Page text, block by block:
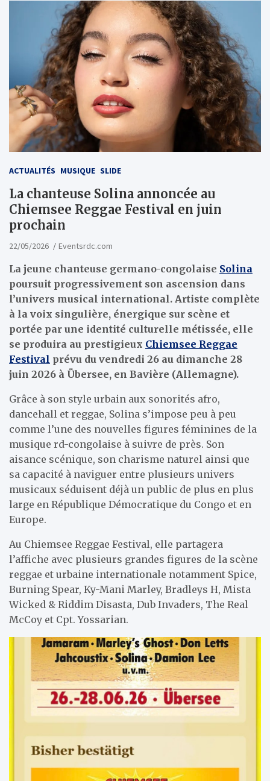
ACTUALITÉS MUSIQUE SLIDE
La chanteuse Solina annoncée au
Chiemsee Reggae Festival en juin
prochain
22/05/2026 Eventsrdc.com
La jeune chanteuse germano-congolaise Solina
poursuit progressivement son ascension dans
l’univers musical international. Artiste complète
à la voix singulière, énergique sur scène et
portée par une identité culturelle métissée, elle
se produira au prestigieux Chiemsee Reggae
Festival prévu du vendredi 26 au dimanche 28
juin 2026 à Übersee, en Bavière (Allemagne).
Grâce à son style urbain aux sonorités afro,
dancehall et reggae, Solina s’impose peu à peu
comme l’une des nouvelles figures féminines de la
musique rd-congolaise à suivre de près. Son
aisance scénique, son charisme naturel ainsi que
sa capacité à naviguer entre plusieurs univers
musicaux séduisent déjà un public de plus en plus
large en République Démocratique du Congo et en
Europe.
Au Chiemsee Reggae Festival, elle partagera
l’affiche avec plusieurs grandes figures de la scène
reggae et urbaine internationale notamment Spice,
Burning Spear, Ky-Mani Marley, Bradleys H, Mista
Wicked & Riddim Disasta, Dub Invaders, The Real
McCoy et Cpt. Yossarian.